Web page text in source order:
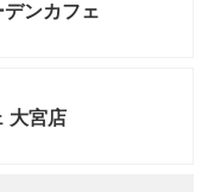
デンカフェ
大宮店